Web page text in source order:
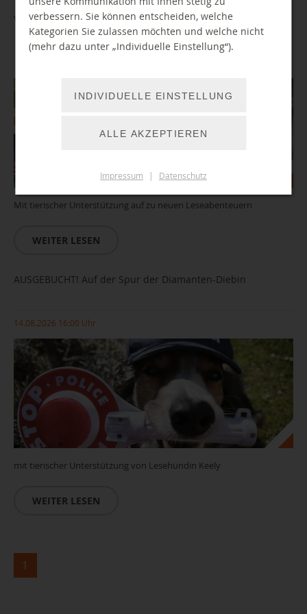
Vorlesehund Kanu stellt sich vor
Mit tierischer Unterstützung auf zu neuen Leseabenteuern
WEITER LESEN
AUSGEBUCHT! Auf der Spur der Diamanten-Diebin
14.08.2026 16:00 Uhr
mit tierischer Unterstützung von Lesehündin Keely
WEITER LESEN
1
verbessern. Sie können entscheiden, welche
Kategorien Sie zulassen möchten und welche nicht
(mehr dazu unter „Individuelle Einstellung“).
INDIVIDUELLE EINSTELLUNG
ALLE AKZEPTIEREN
Impressum | Datenschutz